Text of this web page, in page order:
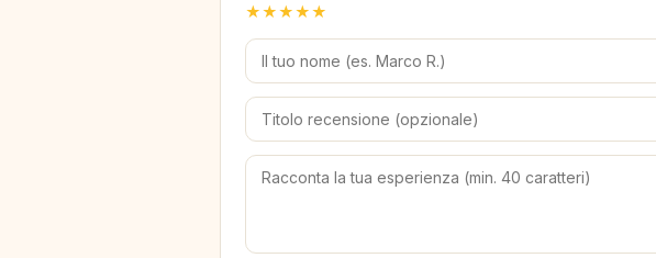
★
★
★
★
★